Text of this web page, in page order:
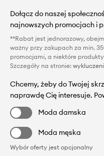
Dołącz do naszej
najnowszych promocjach i
**Rabat jest jednorazowy,
ważny przy zakupach za min.
promocjami, a niektóre
Szczegóły na stronie:
Chcemy, żeby do Twojej
naprawdę Cię interesuje.
Moda damska
Moda męska
Wybór oferty jest opcjonalny